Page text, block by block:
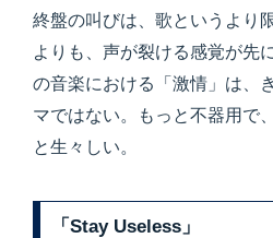
終盤の叫びは、歌というより
よりも、声が裂ける感覚が先
の音楽における「激情」は、
マではない。もっと不器用で
と生々しい。
「Stay Useless」